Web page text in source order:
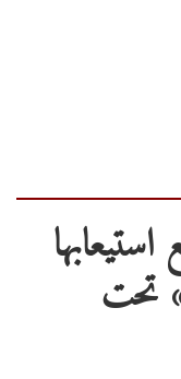
استيعابها
تحت